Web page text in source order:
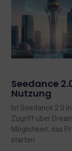
Seedance
Nutzung
Ist Seedance 2.0
Zugriff über
Möglichkeit, das
starten.